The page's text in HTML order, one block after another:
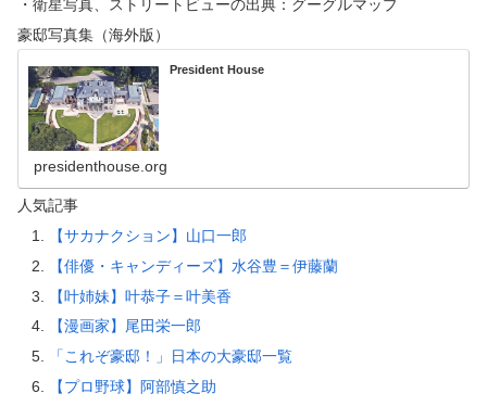
・衛星写真、ストリートビューの出典：グーグルマップ
豪邸写真集（海外版）
President House
presidenthouse.org
人気記事
【サカナクション】山口一郎
【俳優・キャンディーズ】水谷豊＝伊藤蘭
【叶姉妹】叶恭子＝叶美香
【漫画家】尾田栄一郎
「これぞ豪邸！」日本の大豪邸一覧
【プロ野球】阿部慎之助